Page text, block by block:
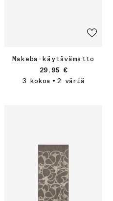
Makeba-käytävämatto
Normaalihinta
29.95 €
3 kokoa • 2 väriä